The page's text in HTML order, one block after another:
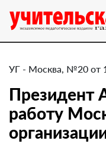
УГ - Москва, №20 от
Президент
работу